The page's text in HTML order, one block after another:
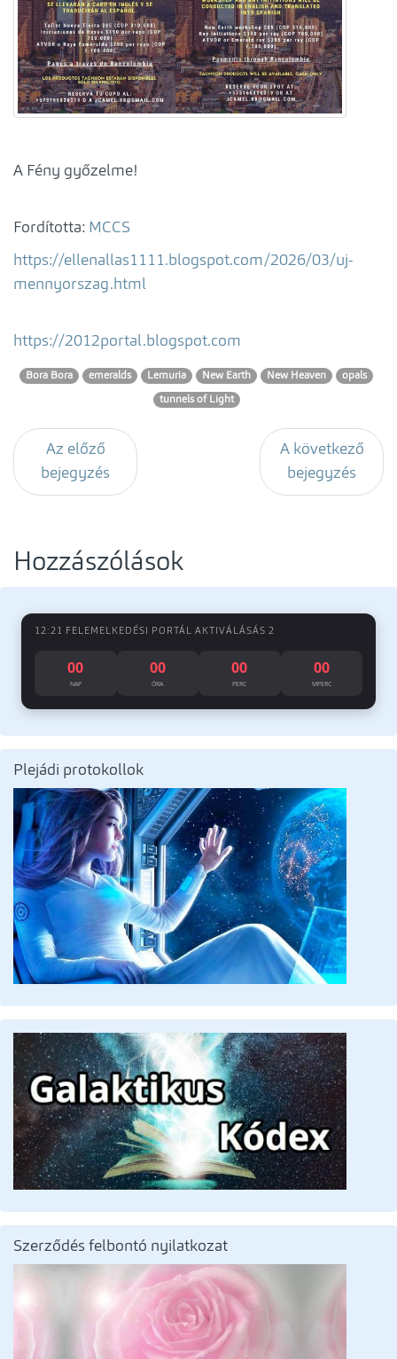
A Fény győzelme!
Fordította: MCCS
https://ellenallas1111.blogspot.com/2026/03/uj-
mennyorszag.html
https://2012portal.blogspot.com
Bora Bora emeralds Lemuria New Earth New Heaven opals
tunnels of Light
Az előző
bejegyzés
A következő
bejegyzés
Hozzászólások
12:21 FELEMELKEDÉSI PORTÁL AKTIVÁLÁSÁS 2
00
NAP
00
ÓRA
00
PERC
00
MPERC
Plejádi protokollok
Szerződés felbontó nyilatkozat